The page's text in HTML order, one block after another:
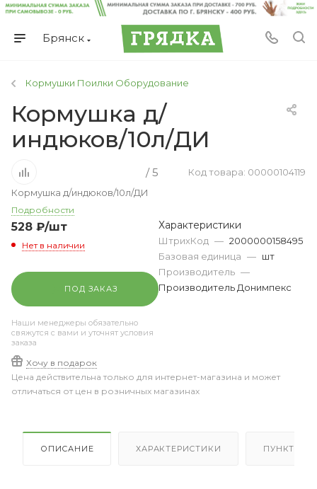
Брянск
Кормушки Поилки Оборудование
Кормушка д/
индюков/10л/ДИ
/ 5
Код товара: 00000104119
Кормушка д/индюков/10л/ДИ
Подробности
528 ₽/шт
Нет в наличии
ПОД ЗАКАЗ
Наши менеджеры обязательно
свяжутся с вами и уточнят условия
заказа
Хочу в подарок
Характеристики
ШтрихКод — 2000000158495
Базовая единица — шт
Производитель —
Производитель Донимпекс
Цена действительна только для интернет-магазина и может
отличаться от цен в розничных магазинах
ОПИСАНИЕ ХАРАКТЕРИСТИКИ ПУНКТЫ